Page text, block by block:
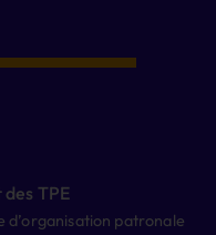
TPE
d’organisation patronale